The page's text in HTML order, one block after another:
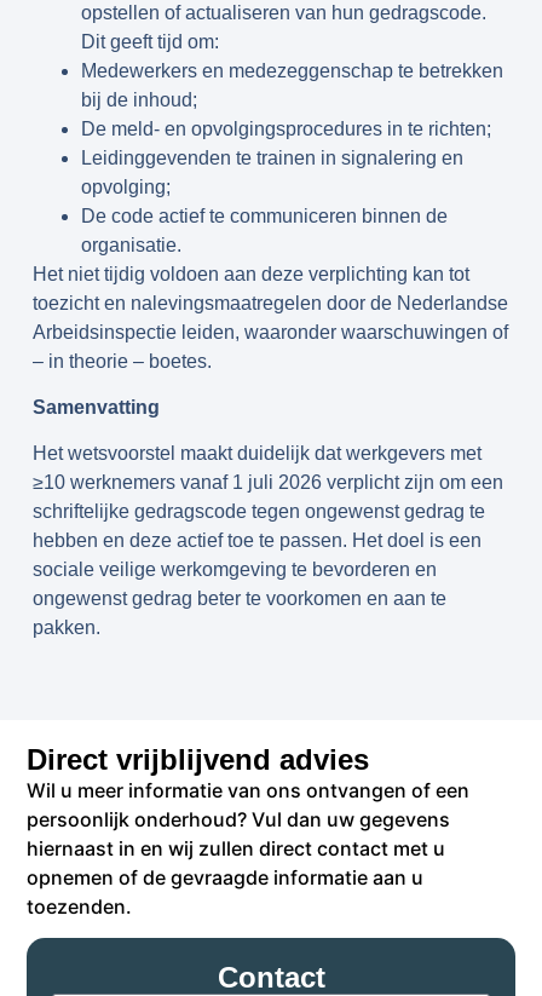
opstellen of actualiseren van hun gedragscode.
Dit geeft tijd om:
Medewerkers en medezeggenschap te betrekken
bij de inhoud;
De meld- en opvolgingsprocedures in te richten;
Leidinggevenden te trainen in signalering en
opvolging;
De code actief te communiceren binnen de
organisatie.
Het niet tijdig voldoen aan deze verplichting kan tot
toezicht en nalevingsmaatregelen door de Nederlandse
Arbeidsinspectie leiden, waaronder waarschuwingen of
– in theorie – boetes.
Samenvatting
Het wetsvoorstel maakt duidelijk dat werkgevers met
≥10 werknemers vanaf 1 juli 2026 verplicht zijn om een
schriftelijke gedragscode tegen ongewenst gedrag te
hebben en deze actief toe te passen. Het doel is een
sociale veilige werkomgeving te bevorderen en
ongewenst gedrag beter te voorkomen en aan te
pakken.
Direct vrijblijvend advies
Wil u meer informatie van ons ontvangen of een
persoonlijk onderhoud? Vul dan uw gegevens
hiernaast in en wij zullen direct contact met u
opnemen of de gevraagde informatie aan u
toezenden.
Contact